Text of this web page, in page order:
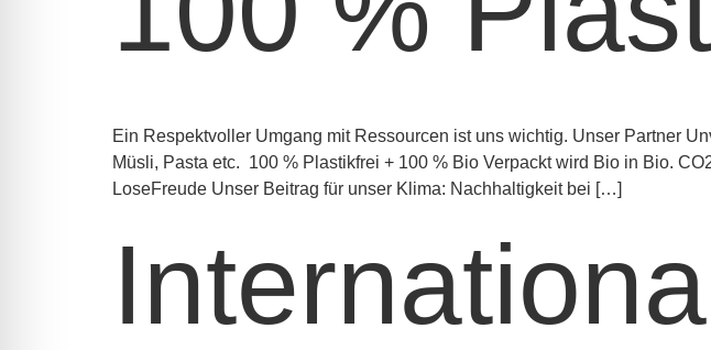
Ein Respektvoller Umgang mit Ressourcen ist uns wichtig. Unser Partner
Müsli, Pasta etc. 100 % Plastikfrei + 100 % Bio Verpackt wird Bio in Bio.
LoseFreude Unser Beitrag für unser Klima: Nachhaltigkeit bei […]